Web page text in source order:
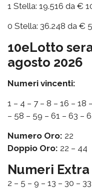
1 Stella: 19.516 da €
0 Stella: 36.248 da €
10eLotto
agosto 2026
Numeri vincenti:
1 – 4 – 7 – 8 – 16 – 18
– 58 – 59 – 61 – 63 –
Numero Oro: 22
Doppio Oro: 22 – 44
Numeri Extra
2 – 5 – 9 – 13 – 30 –